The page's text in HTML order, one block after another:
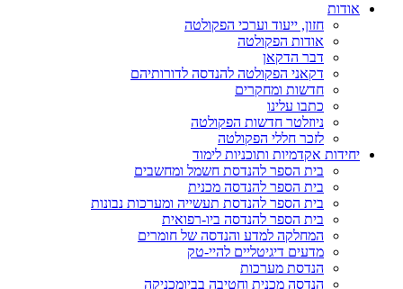
אודות
חזון, ייעוד וערכי הפקולטה
אודות הפקולטה
דבר הדקאן
דקאני הפקולטה להנדסה לדורותיהם
חדשות ומחקרים
כתבו עלינו
ניוזלטר חדשות הפקולטה
לזכר חללי הפקולטה
יחידות אקדמיות ותוכניות לימוד
בית הספר להנדסת חשמל ומחשבים
בית הספר להנדסה מכנית
בית הספר להנדסת תעשייה ומערכות נבונות
בית הספר להנדסה ביו-רפואית
המחלקה למדע והנדסה של חומרים
מדעים דיגיטליים להיי-טק
הנדסת מערכות
הנדסה מכנית וחטיבה בביומכניקה